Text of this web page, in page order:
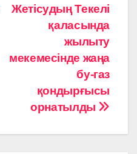
Жетісудың Текелі
қаласында
жылыту
мекемесінде жаңа
бу-газ
қондырғысы
орнатылды